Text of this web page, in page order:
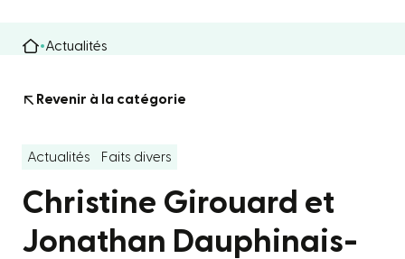
Actualités
Revenir à la catégorie
Actualités Faits divers
Christine Girouard et
Jonathan Dauphinais-